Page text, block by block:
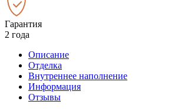
Гарантия
2 года
Описание
Отделка
Внутреннее наполнение
Информация
Отзывы